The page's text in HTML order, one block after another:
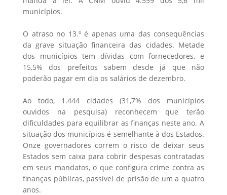
municípios.
O atraso no 13.º é apenas uma das consequências
da grave situação financeira das cidades. Metade
dos municípios tem dívidas com fornecedores, e
15,5% dos prefeitos sabem desde já que não
poderão pagar em dia os salários de dezembro.
Ao todo, 1.444 cidades (31,7% dos municípios
ouvidos na pesquisa) reconhecem que terão
dificuldades para equilibrar as finanças neste ano. A
situação dos municípios é semelhante à dos Estados.
Onze governadores correm o risco de deixar seus
Estados sem caixa para cobrir despesas contratadas
em seus mandatos, o que configura crime contra as
finanças públicas, passível de prisão de um a quatro
anos.